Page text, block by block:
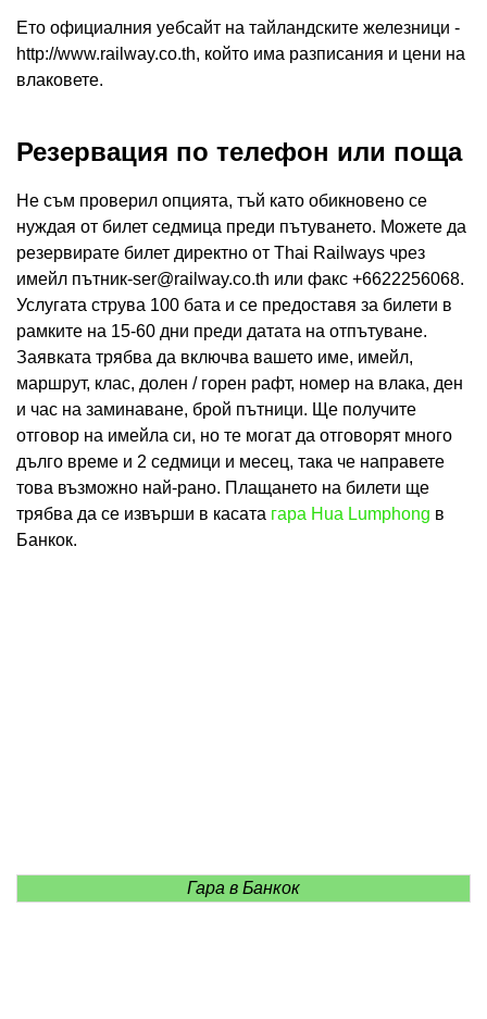
Ето официалния уебсайт на тайландските железници -
http://www.railway.co.th, който има разписания и цени на
влаковете.
Резервация по телефон или поща
Не съм проверил опцията, тъй като обикновено се
нуждая от билет седмица преди пътуването. Можете да
резервирате билет директно от Thai Railways чрез
имейл пътник-ser@railway.co.th или факс +6622256068.
Услугата струва 100 бата и се предоставя за билети в
рамките на 15-60 дни преди датата на отпътуване.
Заявката трябва да включва вашето име, имейл,
маршрут, клас, долен / горен рафт, номер на влака, ден
и час на заминаване, брой пътници. Ще получите
отговор на имейла си, но те могат да отговорят много
дълго време и 2 седмици и месец, така че направете
това възможно най-рано. Плащането на билети ще
трябва да се извърши в касата гара Hua Lumphong в
Банкок.
Гара в Банкок